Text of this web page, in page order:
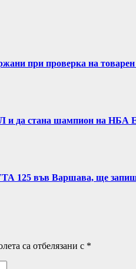
при проверка на
и да стана шампион на НБА
125 във Варшава, ще
са отбелязани с *